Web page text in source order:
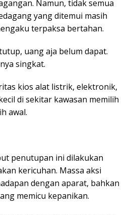
Namun, tidak semua
yang ditemui masih
terpaksa bertahan.
uang aja belum dapat.
singkat.
kios alat listrik, elektronik,
di sekitar kawasan memilih
awal.
penutupan ini dilakukan
kericuhan. Massa aksi
dengan aparat, bahkan
memicu kepanikan.